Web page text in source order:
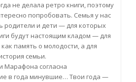
не делала ретро книги, поэтому
попробовать. Семья у нас
родители и дети — для которых
будут настоящим кладом — для
память о молодости, а для
семьи.
Марафона согласна
в года минувшие… Твои года —